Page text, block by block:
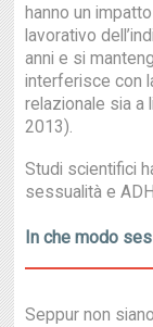
hanno un
lavorativo
anni e si
interferisce con
relazionale sia a
2013).
Studi scientifici
sessualità e
In che modo
Seppur non